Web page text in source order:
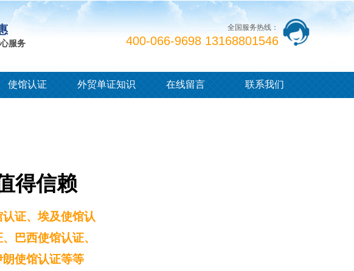
使馆认证 外贸单证知识 在线留言 联系我们
服务
全国服务热线：
400-066-9698 13168801546
得信赖
认证、埃及使馆认
巴西使馆认证、
使馆认证等等